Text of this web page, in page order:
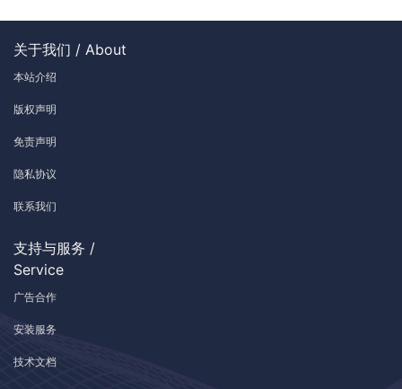
关于我们 / About
本站介绍
版权声明
免责声明
隐私协议
联系我们
支持与服务 /
Service
广告合作
安装服务
技术文档